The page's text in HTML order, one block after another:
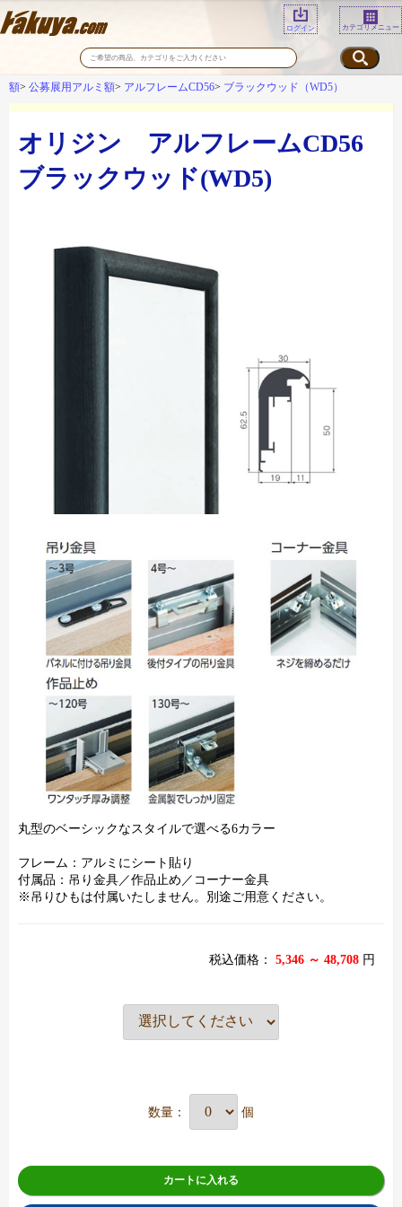
ログイン カテゴリメニュー
額 公募展用アルミ額 アルフレームCD56 ブラックウッド（WD5）
オリジン アルフレームCD56
ブラックウッド(WD5)
丸型のベーシックなスタイルで選べる6カラー
フレーム：アルミにシート貼り
付属品：吊り金具／作品止め／コーナー金具
※吊りひもは付属いたしません。別途ご用意ください。
税込価格： 5,346 ～ 48,708 円
数量： 個
カートに入れる